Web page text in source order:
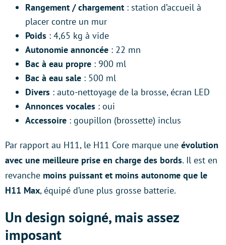
Rangement / chargement : station d’accueil à
placer contre un mur
Poids : 4,65 kg à vide
Autonomie annoncée : 22 mn
Bac à eau propre : 900 ml
Bac à eau sale : 500 ml
Divers : auto-nettoyage de la brosse, écran LED
Annonces vocales : oui
Accessoire : goupillon (brossette) inclus
Par rapport au H11, le H11 Core marque une évolution
avec une meilleure prise en charge des bords. Il est en
revanche moins puissant et moins autonome que le
H11 Max, équipé d’une plus grosse batterie.
Un design soigné, mais assez
imposant